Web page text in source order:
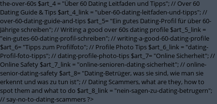
the-over-60s $art_4 = "Über 60 Dating Leitfaden und Tipps"; // Over 60
Dating Guide & Tips $art_4_link = "uber-60-dating-leitfaden-und-tipps"; //
over-60-dating-guide-and-tips $art_5= "Ein gutes Dating-Profil für über 60-
Jährige schreiben"; // Writing a good over 60s dating profile $art_5_link =
"ein-gutes-60-dating-profil-schreiben"; // writing-a-good-60-dating-profile
$art_6= "Tipps zum Profilfoto"; // Profile Photo Tips $art_6_link = "dating-
Profil-foto-tipps"; // dating-profile-photo-tips $art_7= "Online Sicherheit"; //
Online Safety $art_7_link = "online-senioren-dating-sicherheit"; // online-
senior-dating-safety $art_8= "Dating-Betrüger, was sie sind, wie man sie
erkennt und was zu tun ist"; // Dating Scammers, what are they, how to
spot them and what to do $art_8_link = "nein-sagen-zu-dating-betrugern";
// say-no-to-dating-scammers ?>